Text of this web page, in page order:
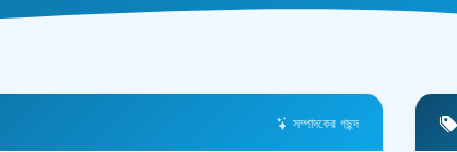
সম্পাদকের পছন্দ